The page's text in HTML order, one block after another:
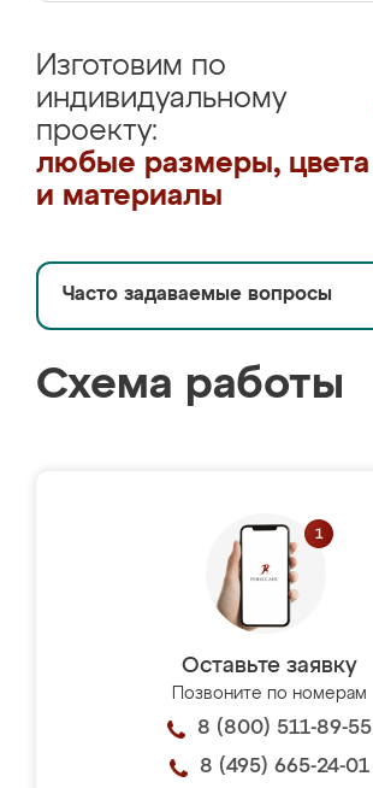
Изготовим по
индивидуальному
проекту:
любые размеры, цвета
и материалы
Часто задаваемые вопросы
Схема работы
Оставьте заявку
Позвоните по номерам
8 (800) 511-89-55
8 (495) 665-24-01